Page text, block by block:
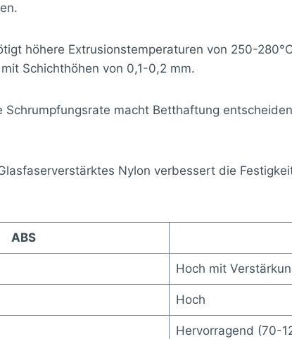
höhere Extrusionstemperaturen von 250-
Schichthöhen von 0,1-0,2 mm.
macht Betthaftung
Nylon verbessert die
ABS
Hoch mit
Hoch
Hervorragend (70-